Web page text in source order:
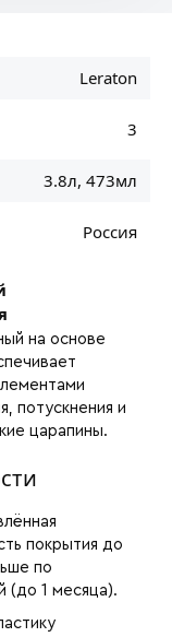
Leraton
3
3.8л, 473мл
Россия
на основе
потускнения и
царапины.
покрытия до
по
(до 1 месяца).